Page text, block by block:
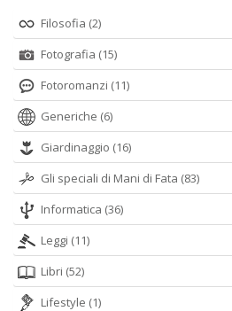
Filosofia (2)
Fotografia (15)
Fotoromanzi (11)
Generiche (6)
Giardinaggio (16)
Gli speciali di Mani di Fata (83)
Informatica (36)
Leggi (11)
Libri (52)
Lifestyle (1)